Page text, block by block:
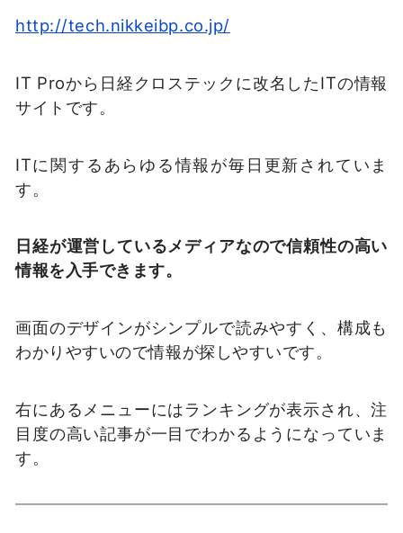
http://tech.nikkeibp.co.jp/
IT Proから日経クロステックに改名したITの情報
サイトです。
ITに関するあらゆる情報が毎日更新されていま
す。
日経が運営しているメディアなので信頼性の高い
情報を入手できます。
画面のデザインがシンプルで読みやすく、構成も
わかりやすいので情報が探しやすいです。
右にあるメニューにはランキングが表示され、注
目度の高い記事が一目でわかるようになっていま
す。